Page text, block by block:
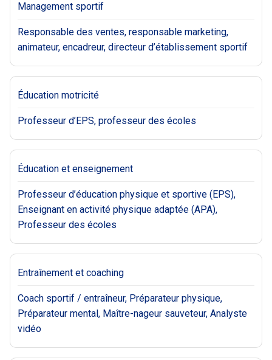
Management sportif
Responsable des ventes, responsable marketing,
animateur, encadreur, directeur d’établissement sportif
Éducation motricité
Professeur d’EPS, professeur des écoles
Éducation et enseignement
Professeur d’éducation physique et sportive (EPS),
Enseignant en activité physique adaptée (APA),
Professeur des écoles
Entraînement et coaching
Coach sportif / entraîneur, Préparateur physique,
Préparateur mental, Maître-nageur sauveteur, Analyste
vidéo